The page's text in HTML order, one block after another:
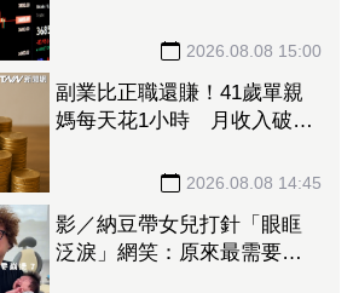
2026.08.08 15:00
副業比正職還賺！41歲單親
媽每天花1小時 月收入破百
2026.08.08 14:45
影／納豆帶女兒打針「眼眶
泛淚」網笑：原來最需要安